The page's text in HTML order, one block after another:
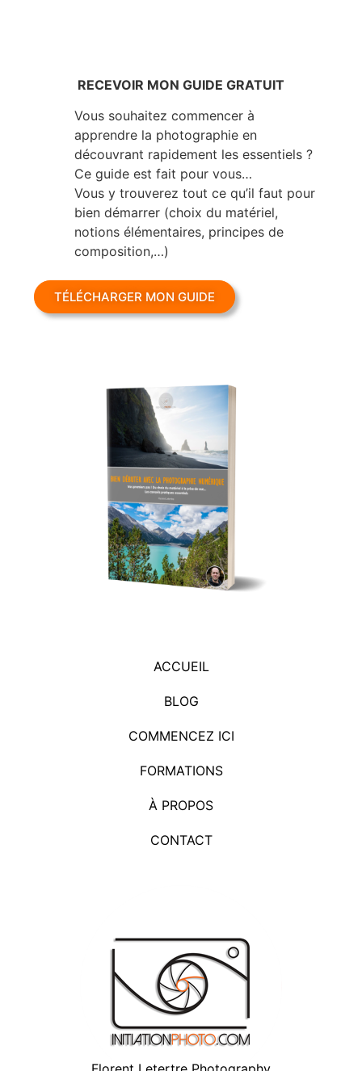
découvrant rapidement les essentiels ?
Ce guide est fait pour vous…
Vous y trouverez tout ce qu’il faut pour
bien démarrer (choix du matériel,
notions élémentaires, principes de
composition,…)
TÉLÉCHARGER MON GUIDE
COMMENCEZ ICI
FORMATIONS
À PROPOS
CONTACT
Florent Letertre Photography
Paiement sécurisé